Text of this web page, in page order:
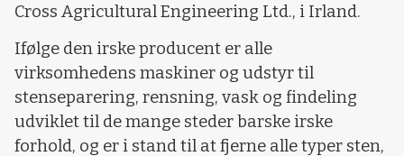
Cross Agricultural Engineering Ltd., i Irland.
Ifølge den irske producent er alle
virksomhedens maskiner og udstyr til
stenseparering, rensning, vask og findeling
udviklet til de mange steder barske irske
forhold, og er i stand til at fjerne alle typer sten,